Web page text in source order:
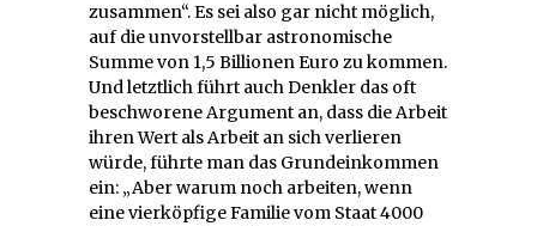
zusammen“. Es sei also gar nicht möglich,
auf die unvorstellbar astronomische
Summe von 1,5 Billionen Euro zu kommen.
Und letztlich führt auch Denkler das oft
beschworene Argument an, dass die Arbeit
ihren Wert als Arbeit an sich verlieren
würde, führte man das Grundeinkommen
ein: „Aber warum noch arbeiten, wenn
eine vierköpfige Familie vom Staat 4000